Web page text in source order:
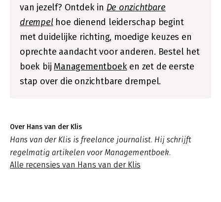
van jezelf? Ontdek in De onzichtbare
drempelhoe dienend leiderschap begint
met duidelijke richting, moedige keuzes en
oprechte aandacht voor anderen. Bestel het
boek bij Managementboeken zet de eerste
stap over die onzichtbare drempel.
Over Hans van der Klis
Hans van der Klis is freelance journalist. Hij schrijft
regelmatig artikelen voor Managementboek.
Alle recensies van Hans van der Klis